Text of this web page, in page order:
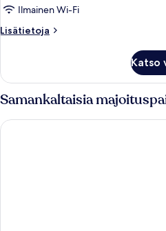
1
suuri
(Communications)
kuvat
Ilmainen Wi-Fi
Lisätietoja
Lisätietoja
1
suuri
parisänky,
esteetön
(Communications)
Katso
Samankaltaisia
Holiday Inn Express & Suites Van